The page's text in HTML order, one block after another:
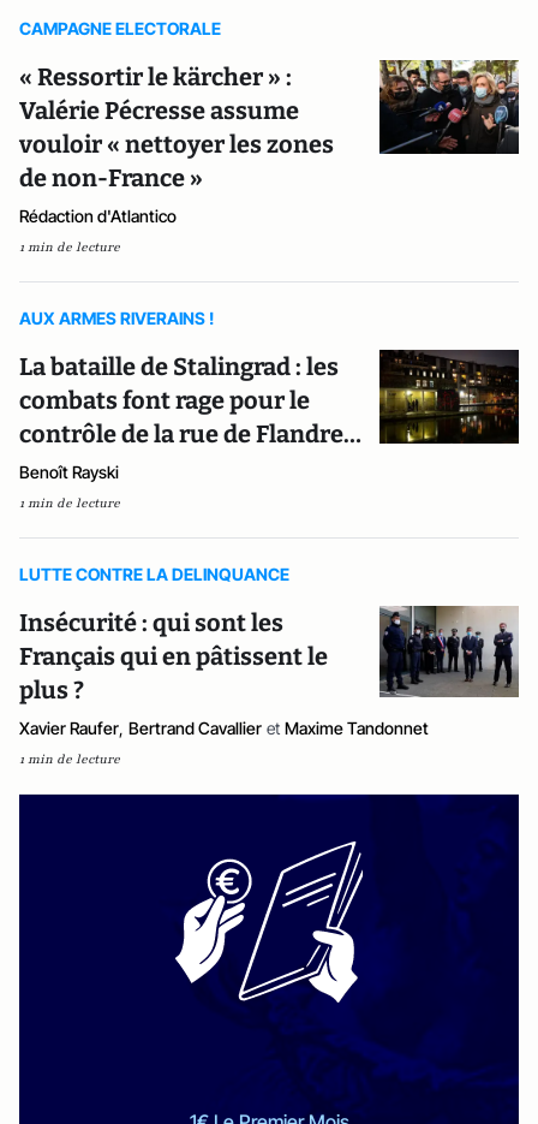
CAMPAGNE ELECTORALE
« Ressortir le kärcher » :
Valérie Pécresse assume
vouloir « nettoyer les zones
de non-France »
Rédaction d'Atlantico
1 min de lecture
AUX ARMES RIVERAINS !
La bataille de Stalingrad : les
combats font rage pour le
contrôle de la rue de Flandre…
Benoît Rayski
1 min de lecture
LUTTE CONTRE LA DELINQUANCE
Insécurité : qui sont les
Français qui en pâtissent le
plus ?
Xavier Raufer, Bertrand Cavallier et Maxime Tandonnet
1 min de lecture